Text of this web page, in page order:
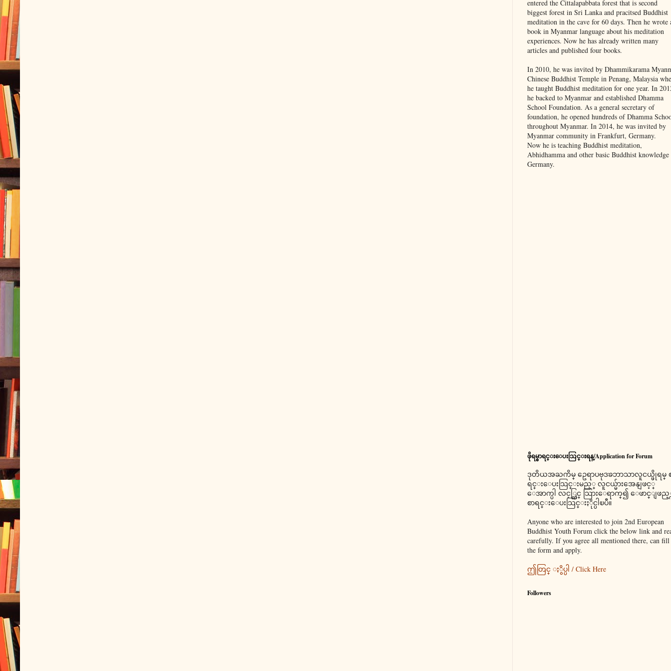
entered the Cittalapabbata forest that is second
biggest forest in Sri Lanka and pracitsed Buddhist
meditation in the cave for 60 days. Then he wrote
book in Myanmar language about his meditation
experiences. Now he has already written many
articles and published four books.
In 2010, he was invited by Dhammikarama
Chinese Buddhist Temple in Penang, Malaysia
he taught Buddhist meditation for one year. In
he backed to Myanmar and established Dhamma
School Foundation. As a general secretary of
foundation, he opened hundreds of Dhamma
throughout Myanmar. In 2014, he was invited by
Myanmar community in Frankfurt, Germany.
Now he is teaching Buddhist meditation,
Abhidhamma and other basic Buddhist
Germany.
ဖိုရမ္စာရင္းေပးသြင္းရန္/Application for Forum
ဒုတိယအႀကိမ္ ဥေရာပဗုဒၶဘာသာလူငယ္ဖိုရမ္
ရင္းေပးသြင္းမည့္ လူငယ္မ်ားအေနျဖင့္
ေအာက္ပါ လင့္တြင္ သြားေရာက္၍ ေဖာင္ျဖည့္
စာရင္းေပးသြင္းႏိုင္ပါၿပီ။
Anyone who are interested to join 2nd European
Buddhist Youth Forum click the below link and
carefully. If you agree all mentioned there, can fill
the form and apply.
ဤတြင္ ႏွိပ္ပါ / Click Here
Followers